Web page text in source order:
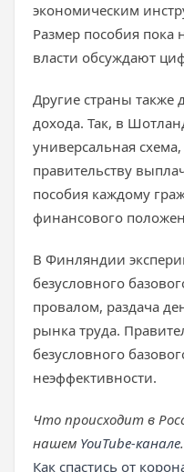
экономическим
Размер пособия пока
власти обсуждают
Другие страны также
дохода. Так, в
универсальная
правительству
пособия каждому
финансового
В Финляндии
безусловного
провалом, раздача
рынка труда.
безусловного
неэффективности.
Что происходит в
нашем YouTube-канале
Как спастись от